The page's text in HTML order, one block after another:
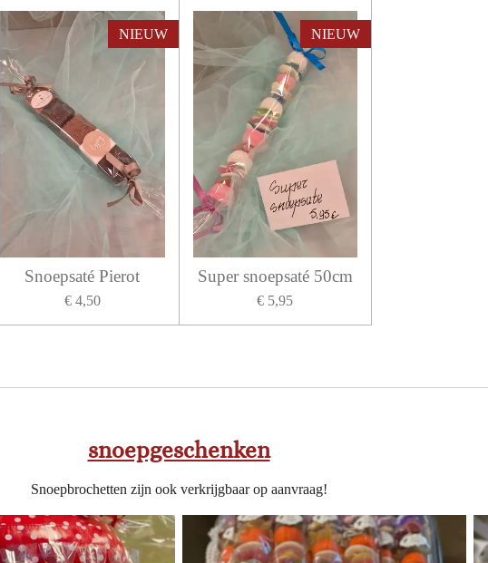
NIEUW
Snoepsaté Pierot
€ 4,50
NIEUW
Super snoepsaté 50cm
€ 5,95
snoepgeschenken
Snoepbrochetten zijn ook verkrijgbaar op aanvraag!